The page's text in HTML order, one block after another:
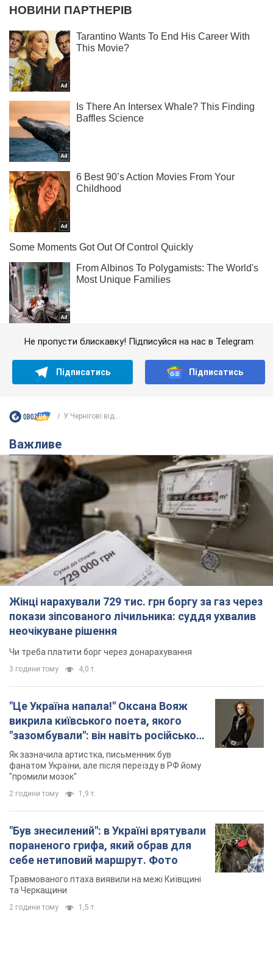
Не пропусти блискавку! Підписуйся на нас в Telegram
Підписатись Підписатись
У Чернігові від...
Важливе
Жінці нарахували 729 тис. грн боргу за газ через
покази зіпсованого лічильника: суддя ухвалив
неочікуване рішення
Чи треба платити борг через донарахування
3 години тому 4,0 т.
"Це Україна напала!" Оксана Вояж
викрила київського поета, якого
"зазомбували": він навіть російської
не знав, а тепер хоче геноциду
українців
Як зазначила артистка, письменник був
фанатом України, але після переїзду в РФ йому
"промили мозок"
2 години тому 1,9 т.
"Був знесилений": в Україні врятували
пораненого грифа, який обрав для
себе нетиповий маршрут. Фото
Травмованого птаха виявили на межі Київщині
та Черкащини
2 години тому 1,5 т.